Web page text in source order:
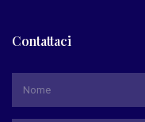
Contattaci